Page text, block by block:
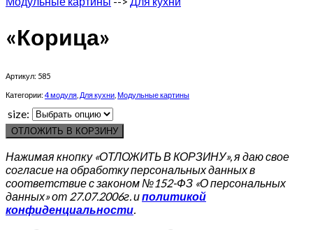
«Корица»
Артикул: 585
Категории: 4 модуля Для кухни Модульные картины
size:
ОТЛОЖИТЬ В КОРЗИНУ
Нажимая кнопку «ОТЛОЖИТЬ В КОРЗИНУ», я даю свое
согласие на обработку персональных данных в
соответствие с законом №152-ФЗ «О персональных
данных» от 27.07.2006г. иполитикой
конфиденциальности.